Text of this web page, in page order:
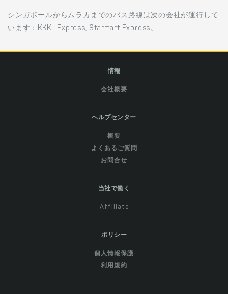
シンガポールからムラカまでのバス路線は次の会社が運行して
います：KKKL Express, Starmart Express。
情報
会社概要
ヘルプセンター
概要
よくあるご質問
お問合せ
当社で働く
Affiliate
ポリシー
個人情報保護
利用規約